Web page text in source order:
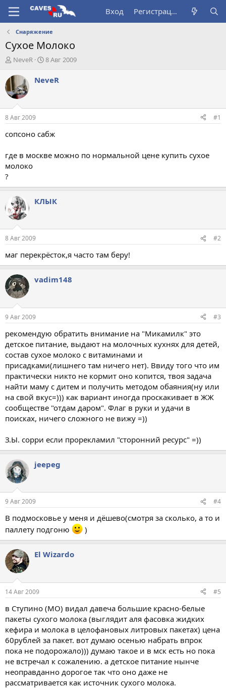
Вход Регистрация
Снаряжение
Сухое Молоко
А
т
о
р
т
м
ы
NeveR
Д
т
а
л
8 Авг 2009
NeveR
8 Авг 2009 #1
сопсоно сабж
где в москве можно по нормальной цене купить сухое
молоко
?
КЛЫК
8 Авг 2009 #2
маг перекрёсток,я часто там беру!
vadim148
9 Авг 2009 #3
рекомендую обратить внимание на "Микамилк" это
детское питание, выдают на молочных кухнях для детей,
состав сухое молоко с витаминами и
присадками(лишнего там ничего нет). Ввиду того что им
практически никто не кормит оно копится, твоя задача
найти маму с дитем и получить методом обаяния(ну или
на свой вкус=))) как вариант иногда проскакивает в ЖЖ
сообществе "отдам даром". Флаг в руки и удачи в
поисках, ничего сложного не вижу =))
З.Ы. сорри если прорекламил "сторонний ресурс" =))
jeepeg
9 Авг 2009 #4
В подмосковье у меня и дёшево(смотря за сколько, а то и
паллету подгоню
)
El Wizardo
14 Авг 2009 #5
в Ступино (МО) видал давеча большие красно-белые
пакеты сухого молока (выглядит аля фасовка жидких
кефира и молока в целофановых литровых пакетах) цена
60рублей за пакет. вот думаю осенью набрать впрок
пока не подорожало))) думаю такое и в мск есть но пока
не встречал к сожалению. а детское питание нынче
неоправданно дорогое так что оно даже не
рассматривается как источник сухого молока.